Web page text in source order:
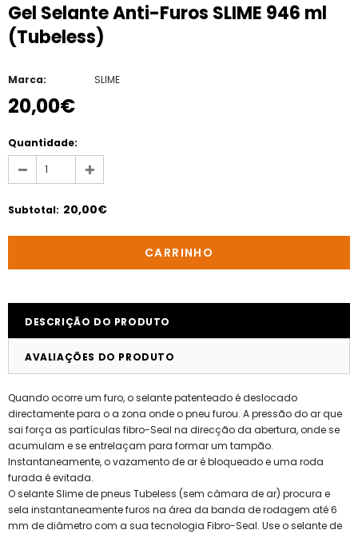
Gel Selante Anti-Furos SLIME 946 ml
(Tubeless)
Marca: SLIME
20,00€
Quantidade:
Subtotal: 20,00€
DESCRIÇÃO DO PRODUTO
AVALIAÇÕES DO PRODUTO
Quando ocorre um furo, o selante patenteado é deslocado
directamente para o a zona onde o pneu furou. A pressão do ar que
sai força as partículas fibro-Seal na direcção da abertura, onde se
acumulam e se entrelaçam para formar um tampão.
Instantaneamente, o vazamento de ar é bloqueado e uma roda
furada é evitada.
O selante Slime de pneus Tubeless (sem câmara de ar) procura e
sela instantaneamente furos na área da banda de rodagem até 6
mm de diâmetro com a sua tecnologia Fibro-Seal. Use o selante de